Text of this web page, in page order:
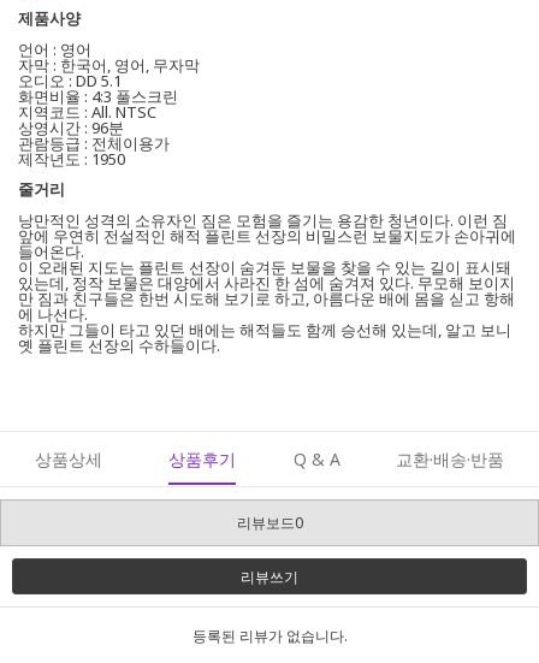
제품사양
언어 : 영어
자막 : 한국어, 영어, 무자막
오디오 : DD 5.1
화면비율 : 4:3 풀스크린
지역코드 : All. NTSC
상영시간 : 96분
관람등급 : 전체이용가
제작년도 : 1950
줄거리
낭만적인 성격의 소유자인 짐은 모험을 즐기는 용감한 청년이다. 이런 짐
앞에 우연히 전설적인 해적 플린트 선장의 비밀스런 보물지도가 손아귀에
들어온다.
이 오래된 지도는 플린트 선장이 숨겨둔 보물을 찾을 수 있는 길이 표시돼
있는데, 정작 보물은 대양에서 사라진 한 섬에 숨겨져 있다. 무모해 보이지
만 짐과 친구들은 한번 시도해 보기로 하고, 아름다운 배에 몸을 싣고 항해
에 나선다.
하지만 그들이 타고 있던 배에는 해적들도 함께 승선해 있는데, 알고 보니
옛 플린트 선장의 수하들이다.
상품상세 상품후기 Q & A 교환·배송·반품
리뷰보드0
리뷰쓰기
등록된 리뷰가 없습니다.